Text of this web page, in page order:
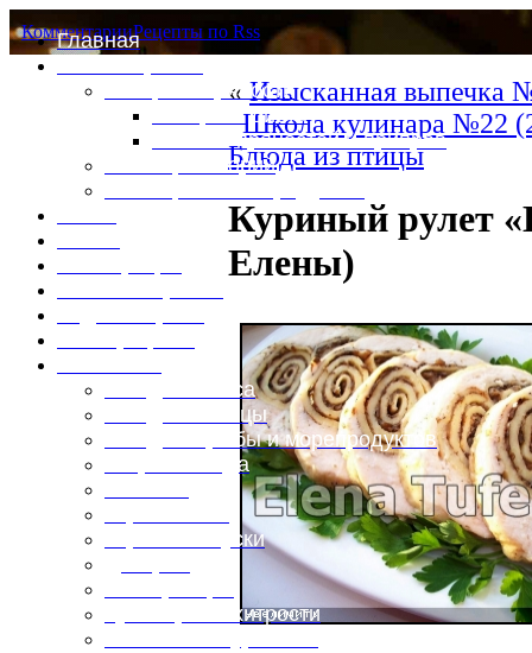
Главная
Специи и пряности
Специи и диета
Каталог пряностей и приправ
Таблица калорий
Блюда из мяса
Блюда из птицы
Блюда из рыбы и морепродуктов
Вторые блюда
Горячие закуски
Кулинарные хитрости
КомментарииРецепты по Rss
«Изысканная выпечка
Школа кулинара №22
Блюда из птицы
Куриный рулет
Елены)